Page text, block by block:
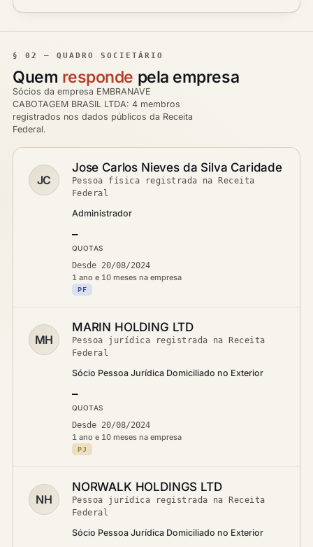
§ 02 — QUADRO SOCIETÁRIO
Quem responde pela empresa
Sócios da empresa EMBRANAVE
CABOTAGEM BRASIL LTDA: 4 membros
registrados nos dados públicos da Receita
Federal.
JC
Jose Carlos Nieves da Silva Caridade
Pessoa física registrada na Receita
Federal
Administrador
—
QUOTAS
Desde 20/08/2024
1 ano e 10 meses na empresa
PF
MH
MARIN HOLDING LTD
Pessoa jurídica registrada na Receita
Federal
Sócio Pessoa Jurídica Domiciliado no Exterior
—
QUOTAS
Desde 20/08/2024
1 ano e 10 meses na empresa
PJ
NH
NORWALK HOLDINGS LTD
Pessoa jurídica registrada na Receita
Federal
Sócio Pessoa Jurídica Domiciliado no Exterior